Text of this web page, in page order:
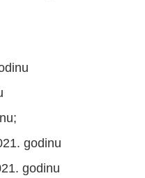
godinu
godinu